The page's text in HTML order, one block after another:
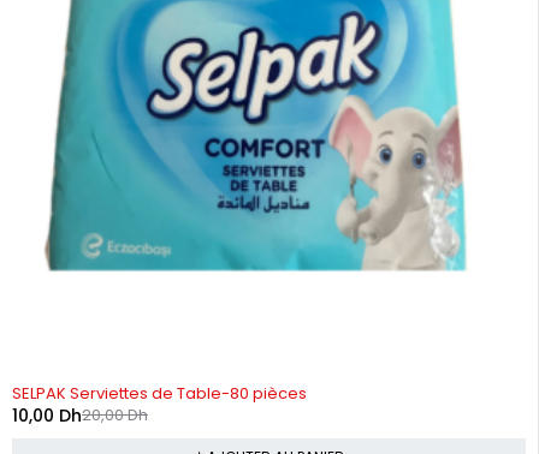
SELPAK Serviettes de Table-80 pièces
20,00Dh
10,00 Dh